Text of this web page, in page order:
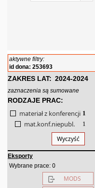
aktywne filtry:
id dona: 253693
ZAKRES LAT: 2024-2024
zaznaczenia są sumowane
RODZAJE PRAC:
materiał z konferencji 1
mat.konf.niepubl. 1
Wyczyść
Eksporty
Wybrane prace: 0
MODS